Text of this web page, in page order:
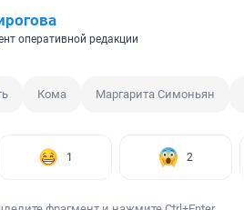
оперативной редакции
Кома Маргарита Симоньян
1 2